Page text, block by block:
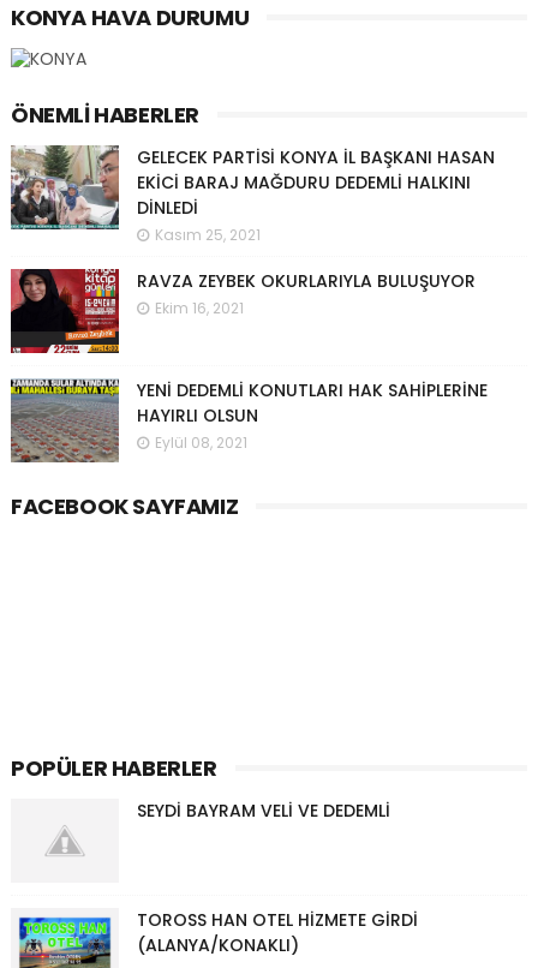
KONYA HAVA DURUMU
ÖNEMLI HABERLER
GELECEK PARTİSİ KONYA İL BAŞKANI HASAN
EKİCİ BARAJ MAĞDURU DEDEMLİ HALKINI
DİNLEDİ
Kasım 25, 2021
RAVZA ZEYBEK OKURLARIYLA BULUŞUYOR
Ekim 16, 2021
YENİ DEDEMLİ KONUTLARI HAK SAHİPLERİNE
HAYIRLI OLSUN
Eylül 08, 2021
FACEBOOK SAYFAMIZ
POPÜLER HABERLER
SEYDİ BAYRAM VELİ VE DEDEMLİ
TOROSS HAN OTEL HİZMETE GİRDİ
(ALANYA/KONAKLI)